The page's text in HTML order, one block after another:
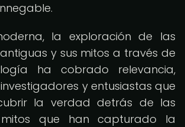
la exploración de las
y sus mitos a través de
ha cobrado relevancia,
y entusiastas que
la verdad detrás de las
que han capturado la